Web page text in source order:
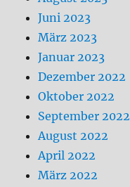
Juni 2023
März 2023
Januar 2023
Dezember 2022
Oktober 2022
September 2022
August 2022
April 2022
März 2022